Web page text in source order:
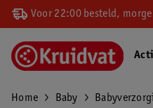
Voor 22:00 besteld,
Home Baby